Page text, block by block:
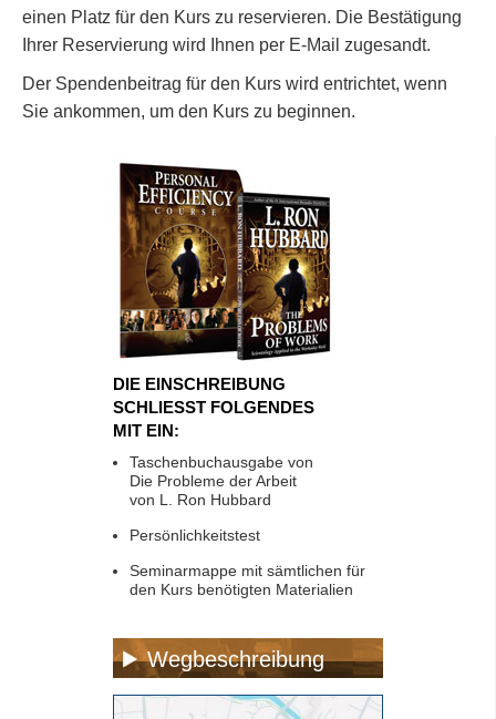
einen Platz für den Kurs zu reservieren. Die Bestätigung
Ihrer Reservierung wird Ihnen per E-Mail zugesandt.
Der Spendenbeitrag für den Kurs wird entrichtet, wenn
Sie ankommen, um den Kurs zu beginnen.
DIE EINSCHREIBUNG
SCHLIESST FOLGENDES
MIT EIN:
Taschenbuchausgabe von
Die Probleme der Arbeit
von L. Ron Hubbard
Persönlichkeitstest
Seminarmappe mit sämtlichen für
den Kurs benötigten Materialien
Wegbeschreibung